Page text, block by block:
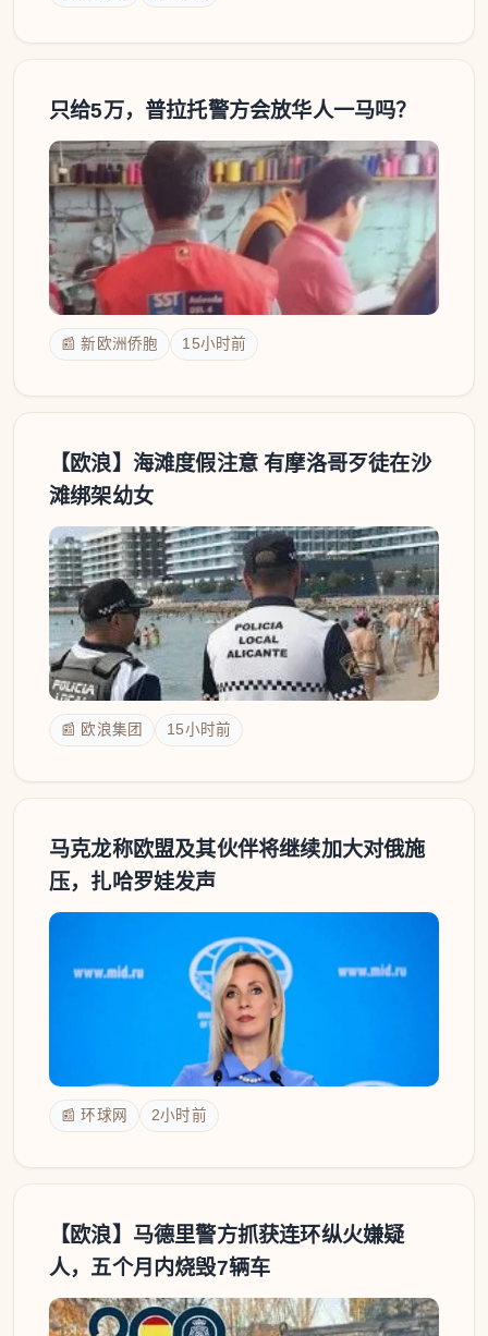
只给5万，普拉托警方会放华人一马吗？
📰 新欧洲侨胞 15小时前
【欧浪】海滩度假注意 有摩洛哥歹徒在沙
滩绑架幼女
📰 欧浪集团 15小时前
马克龙称欧盟及其伙伴将继续加大对俄施
压，扎哈罗娃发声
📰 环球网 2小时前
【欧浪】马德里警方抓获连环纵火嫌疑
人，五个月内烧毁7辆车